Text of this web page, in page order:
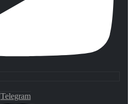
Telegram